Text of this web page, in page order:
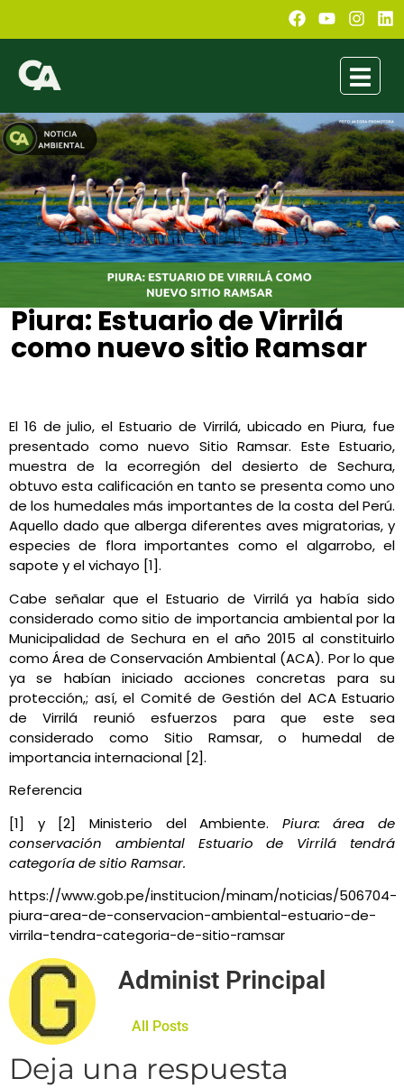
Piura: Estuario de Virrilá
como nuevo sitio Ramsar
El 16 de julio, el Estuario de Virrilá, ubicado en Piura, fue
presentado como nuevo Sitio Ramsar. Este Estuario,
muestra de la ecorregión del desierto de Sechura,
obtuvo esta calificación en tanto se presenta como uno
de los humedales más importantes de la costa del Perú.
Aquello dado que alberga diferentes aves migratorias, y
especies de flora importantes como el algarrobo, el
sapote y el vichayo [1].
Cabe señalar que el Estuario de Virrilá ya había sido
considerado como sitio de importancia ambiental por la
Municipalidad de Sechura en el año 2015 al constituirlo
como Área de Conservación Ambiental (ACA). Por lo que
ya se habían iniciado acciones concretas para su
protección,; así, el Comité de Gestión del ACA Estuario
de Virrilá reunió esfuerzos para que este sea
considerado como Sitio Ramsar, o humedal de
importancia internacional [2].
Referencia
[1] y [2] Ministerio del Ambiente. Piura: área de
conservación ambiental Estuario de Virrilá tendrá
categoría de sitio Ramsar.
https://www.gob.pe/institucion/minam/noticias/506704-
piura-area-de-conservacion-ambiental-estuario-de-
virrila-tendra-categoria-de-sitio-ramsar
Administ Principal
All Posts
Deja una respuesta